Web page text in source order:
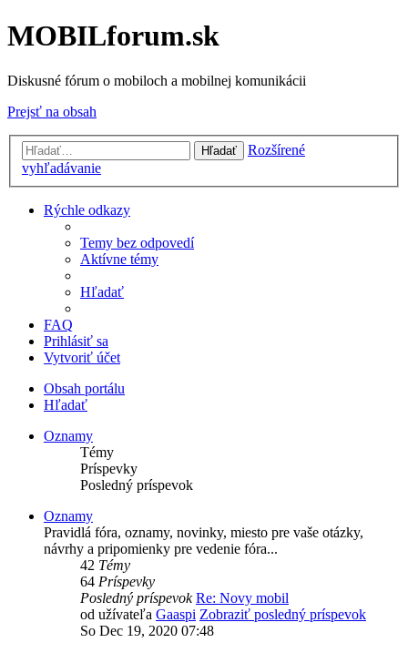
MOBILforum.sk
Diskusné fórum o mobiloch a mobilnej komunikácii
Prejsť na obsah
Hľadať
Rozšírené
vyhľadávanie
Rýchle odkazy
Temy bez odpovedí
Aktívne témy
Hľadať
FAQ
Prihlásiť sa
Vytvoriť účet
Obsah portálu
Hľadať
Oznamy
Témy
Príspevky
Posledný príspevok
Oznamy
Pravidlá fóra, oznamy, novinky, miesto pre vaše otázky,
návrhy a pripomienky pre vedenie fóra...
42 Témy
64 Príspevky
Posledný príspevok Re: Novy mobil
od užívateľa Gaaspi Zobraziť posledný príspevok
So Dec 19, 2020 07:48